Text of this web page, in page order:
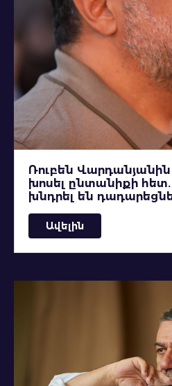
Ռուբեն Վարդանյանին
խոսել ընտանիքի
խնդրել են
Ավելին